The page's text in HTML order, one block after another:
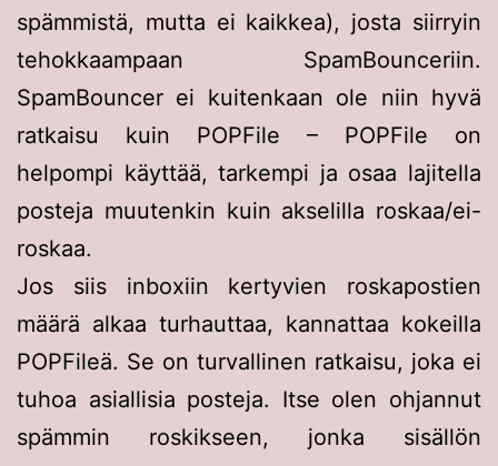
spämmistä, mutta ei kaikkea), josta siirryin
tehokkaampaan SpamBounceriin.
SpamBouncer ei kuitenkaan ole niin hyvä
ratkaisu kuin POPFile – POPFile on
helpompi käyttää, tarkempi ja osaa lajitella
posteja muutenkin kuin akselilla roskaa/ei-
roskaa.
Jos siis inboxiin kertyvien roskapostien
määrä alkaa turhauttaa, kannattaa kokeilla
POPFileä. Se on turvallinen ratkaisu, joka ei
tuhoa asiallisia posteja. Itse olen ohjannut
spämmin roskikseen, jonka sisällön